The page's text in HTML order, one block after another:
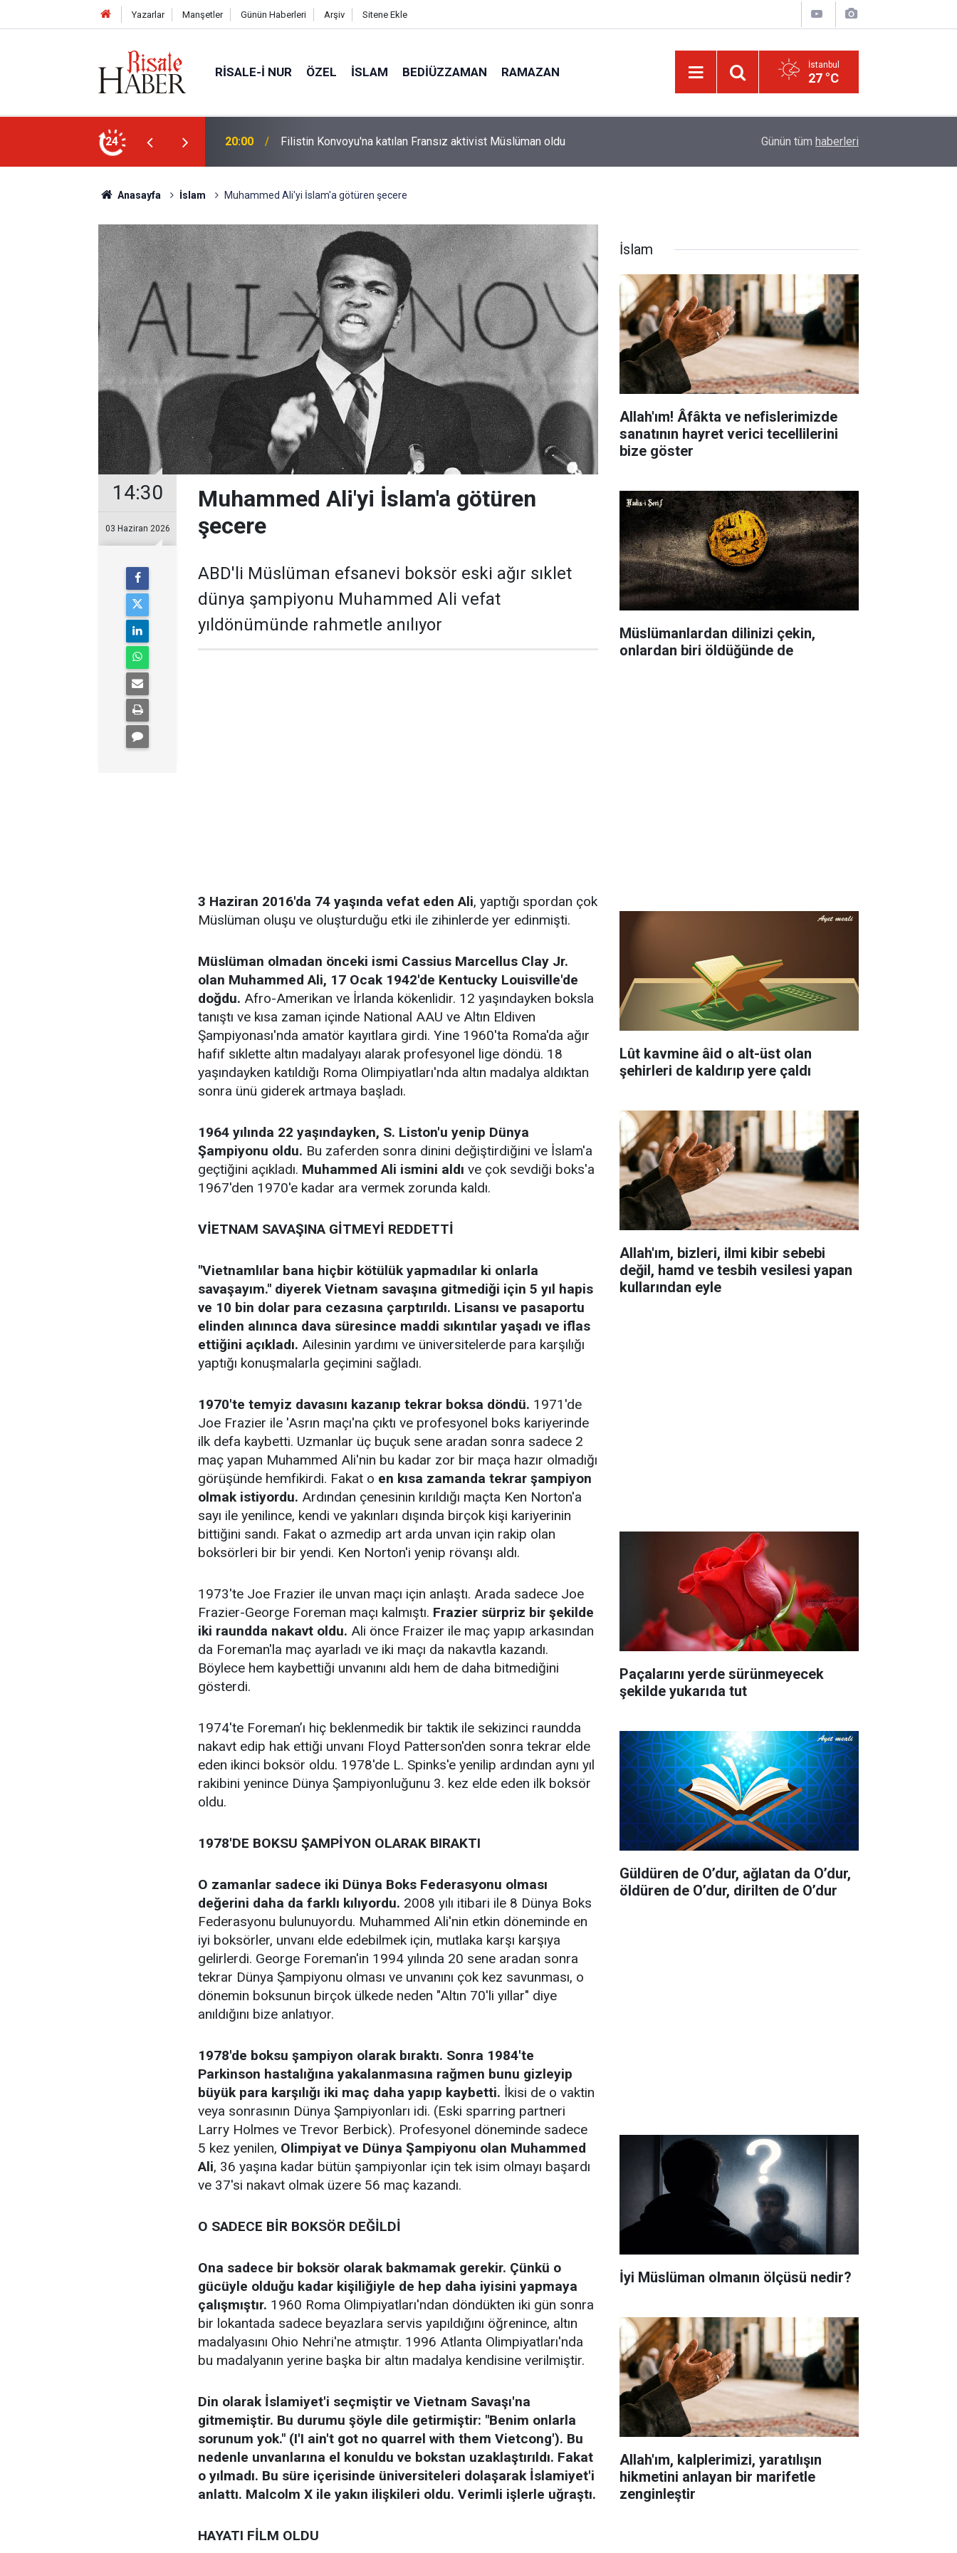
Yazarlar Manşetler Günün Haberleri Arşiv Sitene Ekle
RISALE-I NUR ÖZEL İSLAM BEDIÜZZAMAN RAMAZAN İstanbul
27 °C
24
aktivist Müslüman oldu 17:03 Halamın bıyığı olsa amcamdan evrim geçirdiğini söyleyebilir miydik? Güneş Tutulması 12 Ağustos'ta: Türkiye'den
Günün tüm haberleri
Anasayfa İslam Muhammed Ali'yi İslam'a götüren şecere
14:30
03 Haziran 2026
Muhammed Ali'yi İslam'a götüren
şecere
ABD'li Müslüman efsanevi boksör eski ağır sıklet
dünya şampiyonu Muhammed Ali vefat
yıldönümünde rahmetle anılıyor
3 Haziran 2016'da 74 yaşında vefat eden Ali, yaptığı spordan çok
Müslüman oluşu ve oluşturduğu etki ile zihinlerde yer edinmişti.
Müslüman olmadan önceki ismi Cassius Marcellus Clay Jr.
olan Muhammed Ali, 17 Ocak 1942'de Kentucky Louisville'de
doğdu. Afro-Amerikan ve İrlanda kökenlidir. 12 yaşındayken boksla
tanıştı ve kısa zaman içinde National AAU ve Altın Eldiven
Şampiyonası'nda amatör kayıtlara girdi. Yine 1960'ta Roma'da ağır
hafif sıklette altın madalyayı alarak profesyonel lige döndü. 18
yaşındayken katıldığı Roma Olimpiyatları'nda altın madalya aldıktan
sonra ünü giderek artmaya başladı.
1964 yılında 22 yaşındayken, S. Liston'u yenip Dünya
Şampiyonu oldu. Bu zaferden sonra dinini değiştirdiğini ve İslam'a
geçtiğini açıkladı. Muhammed Ali ismini aldı ve çok sevdiği boks'a
1967'den 1970'e kadar ara vermek zorunda kaldı.
VİETNAM SAVAŞINA GİTMEYİ REDDETTİ
"Vietnamlılar bana hiçbir kötülük yapmadılar ki onlarla
savaşayım." diyerek Vietnam savaşına gitmediği için 5 yıl hapis
ve 10 bin dolar para cezasına çarptırıldı. Lisansı ve pasaportu
elinden alınınca dava süresince maddi sıkıntılar yaşadı ve iflas
ettiğini açıkladı. Ailesinin yardımı ve üniversitelerde para karşılığı
yaptığı konuşmalarla geçimini sağladı.
1970'te temyiz davasını kazanıp tekrar boksa döndü. 1971'de
Joe Frazier ile 'Asrın maçı'na çıktı ve profesyonel boks kariyerinde
ilk defa kaybetti. Uzmanlar üç buçuk sene aradan sonra sadece 2
maç yapan Muhammed Ali'nin bu kadar zor bir maça hazır olmadığı
görüşünde hemfikirdi. Fakat o en kısa zamanda tekrar şampiyon
olmak istiyordu. Ardından çenesinin kırıldığı maçta Ken Norton'a
sayı ile yenilince, kendi ve yakınları dışında birçok kişi kariyerinin
bittiğini sandı. Fakat o azmedip art arda unvan için rakip olan
boksörleri bir bir yendi. Ken Norton'i yenip rövanşı aldı.
1973'te Joe Frazier ile unvan maçı için anlaştı. Arada sadece Joe
Frazier-George Foreman maçı kalmıştı. Frazier sürpriz bir şekilde
iki raundda nakavt oldu. Ali önce Fraizer ile maç yapıp arkasından
da Foreman'la maç ayarladı ve iki maçı da nakavtla kazandı.
Böylece hem kaybettiği unvanını aldı hem de daha bitmediğini
gösterdi.
1974'te Foreman’ı hiç beklenmedik bir taktik ile sekizinci raundda
nakavt edip hak ettiği unvanı Floyd Patterson'den sonra tekrar elde
eden ikinci boksör oldu. 1978'de L. Spinks'e yenilip ardından aynı yıl
rakibini yenince Dünya Şampiyonluğunu 3. kez elde eden ilk boksör
oldu.
1978'DE BOKSU ŞAMPİYON OLARAK BIRAKTI
O zamanlar sadece iki Dünya Boks Federasyonu olması
değerini daha da farklı kılıyordu. 2008 yılı itibari ile 8 Dünya Boks
Federasyonu bulunuyordu. Muhammed Ali'nin etkin döneminde en
iyi boksörler, unvanı elde edebilmek için, mutlaka karşı karşıya
gelirlerdi. George Foreman'in 1994 yılında 20 sene aradan sonra
tekrar Dünya Şampiyonu olması ve unvanını çok kez savunması, o
dönemin boksunun birçok ülkede neden "Altın 70'li yıllar" diye
anıldığını bize anlatıyor.
1978'de boksu şampiyon olarak bıraktı. Sonra 1984'te
Parkinson hastalığına yakalanmasına rağmen bunu gizleyip
büyük para karşılığı iki maç daha yapıp kaybetti. İkisi de o vaktin
veya sonrasının Dünya Şampiyonları idi. (Eski sparring partneri
Larry Holmes ve Trevor Berbick). Profesyonel döneminde sadece
5 kez yenilen, Olimpiyat ve Dünya Şampiyonu olan Muhammed
Ali, 36 yaşına kadar bütün şampiyonlar için tek isim olmayı başardı
ve 37'si nakavt olmak üzere 56 maç kazandı.
O SADECE BİR BOKSÖR DEĞİLDİ
Ona sadece bir boksör olarak bakmamak gerekir. Çünkü o
gücüyle olduğu kadar kişiliğiyle de hep daha iyisini yapmaya
çalışmıştır. 1960 Roma Olimpiyatları'ndan döndükten iki gün sonra
bir lokantada sadece beyazlara servis yapıldığını öğrenince, altın
madalyasını Ohio Nehri'ne atmıştır. 1996 Atlanta Olimpiyatları'nda
bu madalyanın yerine başka bir altın madalya kendisine verilmiştir.
Din olarak İslamiyet'i seçmiştir ve Vietnam Savaşı'na
gitmemiştir. Bu durumu şöyle dile getirmiştir: "Benim onlarla
sorunum yok." (I'I ain't got no quarrel with them Vietcong'). Bu
nedenle unvanlarına el konuldu ve bokstan uzaklaştırıldı. Fakat
o yılmadı. Bu süre içerisinde üniversiteleri dolaşarak İslamiyet'i
anlattı. Malcolm X ile yakın ilişkileri oldu. Verimli işlerle uğraştı.
HAYATI FİLM OLDU
İslam
Allah'ım! Âfâkta ve nefislerimizde
sanatının hayret verici tecellilerini
bize göster
Müslümanlardan dilinizi çekin,
onlardan biri öldüğünde de
Lût kavmine âid o alt-üst olan
şehirleri de kaldırıp yere çaldı
Allah'ım, bizleri, ilmi kibir sebebi
değil, hamd ve tesbih vesilesi yapan
kullarından eyle
Paçalarını yerde sürünmeyecek
şekilde yukarıda tut
Güldüren de O’dur, ağlatan da O’dur,
öldüren de O’dur, dirilten de O’dur
İyi Müslüman olmanın ölçüsü nedir?
Allah'ım, kalplerimizi, yaratılışın
hikmetini anlayan bir marifetle
zenginleştir